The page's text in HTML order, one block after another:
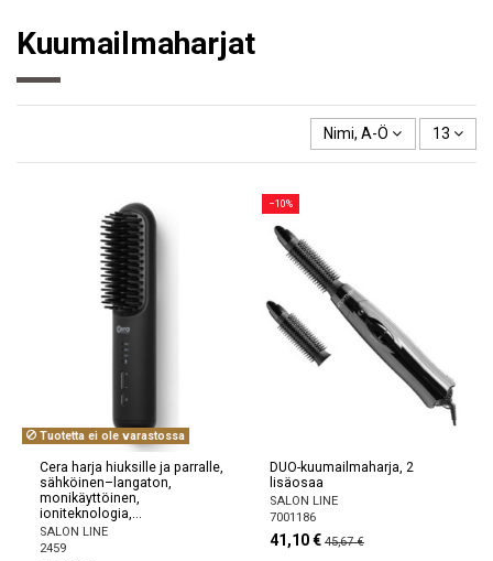
Kuumailmaharjat
Nimi, A-Ö 13
Tuotetta ei ole varastossa
Cera harja hiuksille ja parralle,
sähköinen–langaton,
monikäyttöinen,
ioniteknologia,...
SALON LINE
2459
−10%
DUO-kuumailmaharja, 2
lisäosaa
SALON LINE
7001186
41,10 € 45,67 €